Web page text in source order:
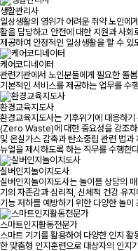
생활관리사
일상생활의 영위가 어려운 취약 노인에
활을 담당하고 안전에 대한 지원과 사
제공하여 안정적인 일상생활을 할 수 있
케어코디네이터
관련기관에서 노인분들에게 필요한 돌
기본적인 서비스를 제공하는 업무를 수
환경교육지도사
환경교육지도사는 기후위기에 대응하
(Zero Waste)에 대한 중요성을 강조하
및 온실가스 감축과 탄소중립 관련 법
뉴얼을 제시하도록 하는 직무를 수행한
실버인지놀이지도사
실버인지놀이지도사는 놀이를 상담의
기의 자존감과 심리적, 신체적 건강 유
기능 저하를 예방하기 위한 다양한 놀
스마트인지활동전문가
스마트 기기를 활용하여 다양한 인지
한 맞춤형 인지훈련으로 대상자의 인지